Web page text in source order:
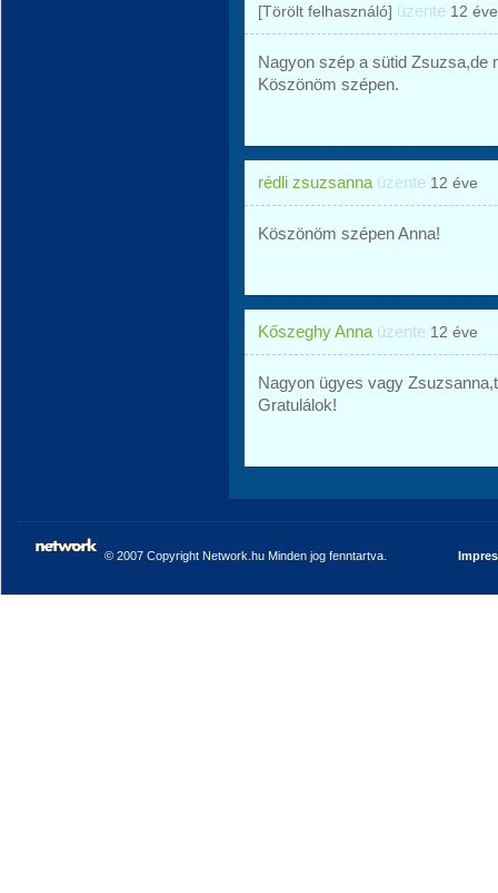
[Törölt felhasználó] üzente 12 éve
Nagyon szép a sütid Zsuzsa,de
Köszönöm szépen.
rédli zsuzsanna üzente 12 éve
Köszönöm szépen Anna!
Kőszeghy Anna üzente 12 éve
Nagyon ügyes vagy
Gratulálok!
© 2007 Copyright Network.hu Minden jog fenntartva.